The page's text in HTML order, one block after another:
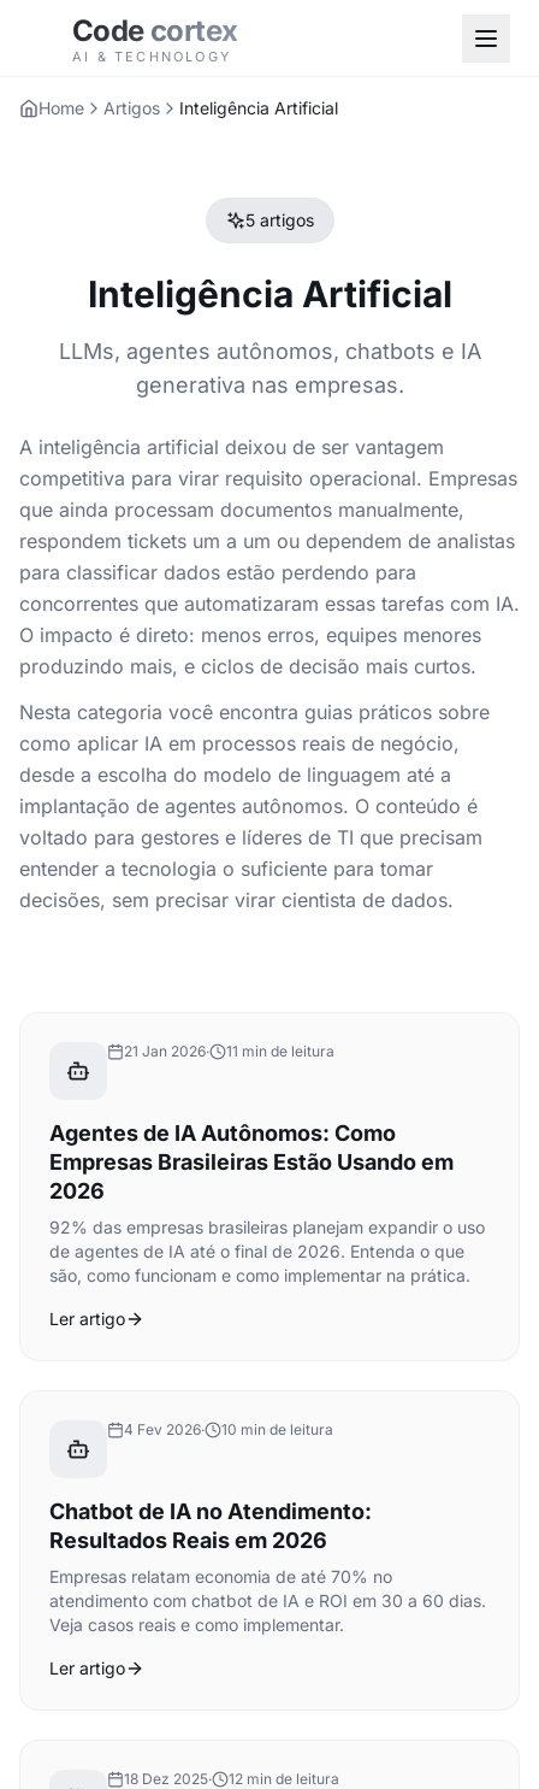
Code cortex
AI & TECHNOLOGY
Home Artigos Inteligência Artificial
5 artigos
Inteligência Artificial
LLMs, agentes autônomos, chatbots e IA
generativa nas empresas.
A inteligência artificial deixou de ser vantagem
competitiva para virar requisito operacional. Empresas
que ainda processam documentos manualmente,
respondem tickets um a um ou dependem de analistas
para classificar dados estão perdendo para
concorrentes que automatizaram essas tarefas com IA.
O impacto é direto: menos erros, equipes menores
produzindo mais, e ciclos de decisão mais curtos.
Nesta categoria você encontra guias práticos sobre
como aplicar IA em processos reais de negócio,
desde a escolha do modelo de linguagem até a
implantação de agentes autônomos. O conteúdo é
voltado para gestores e líderes de TI que precisam
entender a tecnologia o suficiente para tomar
decisões, sem precisar virar cientista de dados.
21 Jan 2026· 11 min de leitura
Agentes de IA Autônomos: Como
Empresas Brasileiras Estão Usando em
2026
92% das empresas brasileiras planejam expandir o uso
de agentes de IA até o final de 2026. Entenda o que
são, como funcionam e como implementar na prática.
Ler artigo
4 Fev 2026· 10 min de leitura
Chatbot de IA no Atendimento:
Resultados Reais em 2026
Empresas relatam economia de até 70% no
atendimento com chatbot de IA e ROI em 30 a 60 dias.
Veja casos reais e como implementar.
Ler artigo
18 Dez 2025· 12 min de leitura